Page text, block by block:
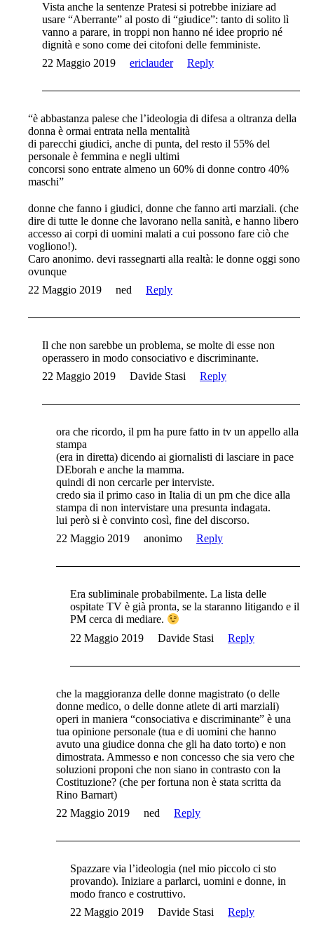
Vista anche la sentenze Pratesi si potrebbe iniziare ad
usare “Aberrante” al posto di “giudice”: tanto di solito lì
vanno a parare, in troppi non hanno né idee proprio né
dignità e sono come dei citofoni delle femministe.
22 Maggio 2019
ericlauder Reply
“è abbastanza palese che l’ideologia di difesa a oltranza della
donna è ormai entrata nella mentalità
di parecchi giudici, anche di punta, del resto il 55% del
personale è femmina e negli ultimi
concorsi sono entrate almeno un 60% di donne contro 40%
maschi”
donne che fanno i giudici, donne che fanno arti marziali. (che
dire di tutte le donne che lavorano nella sanità, e hanno libero
accesso ai corpi di uomini malati a cui possono fare ciò che
vogliono!).
Caro anonimo. devi rassegnarti alla realtà: le donne oggi sono
ovunque
22 Maggio 2019
ned Reply
Il che non sarebbe un problema, se molte di esse non
operassero in modo consociativo e discriminante.
22 Maggio 2019
Davide Stasi Reply
ora che ricordo, il pm ha pure fatto in tv un appello alla
stampa
(era in diretta) dicendo ai giornalisti di lasciare in pace
DEborah e anche la mamma.
quindi di non cercarle per interviste.
credo sia il primo caso in Italia di un pm che dice alla
stampa di non intervistare una presunta indagata.
lui però si è convinto così, fine del discorso.
22 Maggio 2019
anonimo Reply
Era subliminale probabilmente. La lista delle
ospitate TV è già pronta, se la staranno litigando e il
PM cerca di mediare.
22 Maggio 2019
Davide Stasi Reply
che la maggioranza delle donne magistrato (o delle
donne medico, o delle donne atlete di arti marziali)
operi in maniera “consociativa e discriminante” è una
tua opinione personale (tua e di uomini che hanno
avuto una giudice donna che gli ha dato torto) e non
dimostrata. Ammesso e non concesso che sia vero che
soluzioni proponi che non siano in contrasto con la
Costituzione? (che per fortuna non è stata scritta da
Rino Barnart)
22 Maggio 2019
ned Reply
Spazzare via l’ideologia (nel mio piccolo ci sto
provando). Iniziare a parlarci, uomini e donne, in
modo franco e costruttivo.
22 Maggio 2019
Davide Stasi Reply